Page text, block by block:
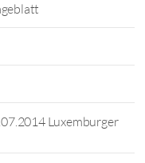
Luxemburger